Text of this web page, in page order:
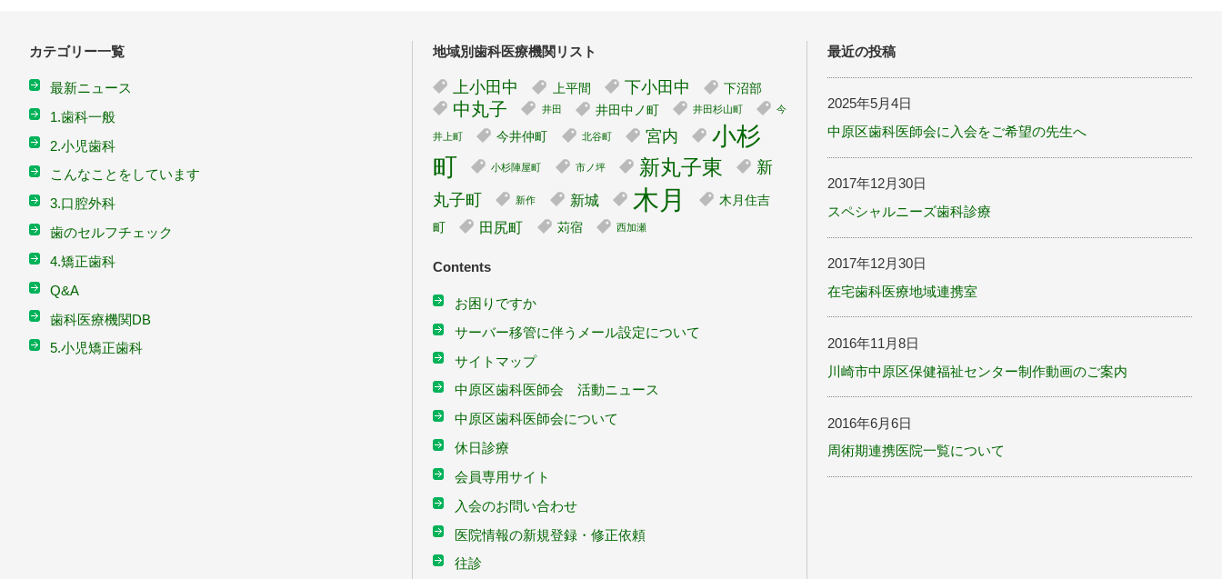
カテゴリー一覧
最新ニュース
1.歯科一般
2.小児歯科
こんなことをしています
3.口腔外科
歯のセルフチェック
4.矯正歯科
Q&A
歯科医療機関DB
5.小児矯正歯科
地域別歯科医療機関リスト
上小田中 上平間 下小田中 下沼部
中丸子 井田 井田中ノ町 井田杉山町 今
井上町 今井仲町 北谷町 宮内
小杉
町
小杉陣屋町 市ノ坪 新丸子東
新
丸子町
新作 新城 木月
木月住吉
町
田尻町 苅宿 西加瀬
Contents
お困りですか
サーバー移管に伴うメール設定について
サイトマップ
中原区歯科医師会 活動ニュース
中原区歯科医師会について
休日診療
会員専用サイト
入会のお問い合わせ
医院情報の新規登録・修正依頼
往診
最近の投稿
2025年5月4日
中原区歯科医師会に入会をご希望の先生へ
2017年12月30日
スペシャルニーズ歯科診療
2017年12月30日
在宅歯科医療地域連携室
2016年11月8日
川崎市中原区保健福祉センター制作動画のご案内
2016年6月6日
周術期連携医院一覧について